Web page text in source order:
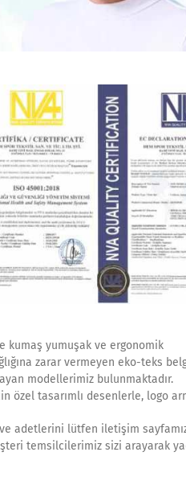
kumaş yumuşak ve ergonomik
zarar vermeyen eko-teks
modellerimiz bulunmaktadır.
özel tasarımlı desenlerle, logo
adetlerini lütfen iletişim
temsilcilerimiz sizi arayarak